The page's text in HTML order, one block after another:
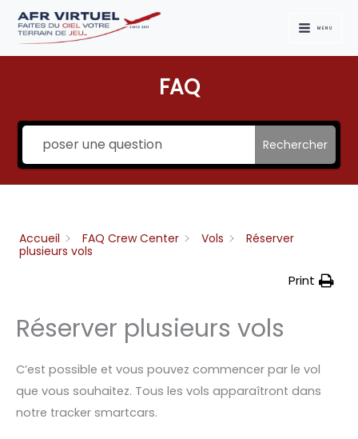
Aller
contenu
MENU
FAQ
Rechercher
Accueil FAQ Crew Center Vols
Réserver
plusieurs vols
Print
Réserver plusieurs vols
C’est possible et vous pouvez commencer par le vol
que vous souhaitez. Tous les vols apparaîtront dans
notre tracker smartcars.